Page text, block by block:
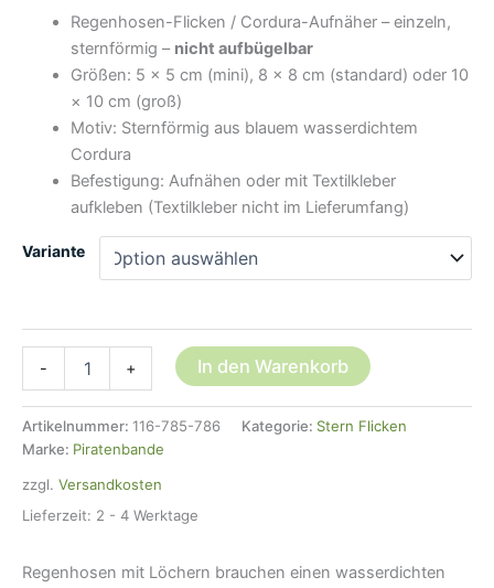
Regenhosen-Flicken / Cordura-Aufnäher – einzeln,
sternförmig – nicht aufbügelbar
Größen: 5 × 5 cm (mini), 8 × 8 cm (standard) oder 10
× 10 cm (groß)
Motiv: Sternförmig aus blauem wasserdichtem
Cordura
Befestigung: Aufnähen oder mit Textilkleber
aufkleben (Textilkleber nicht im Lieferumfang)
Variante
-
blau,
3
Aufnäher
wasserdicht
+ In den Warenkorb
Artikelnummer: 116-785-786 Kategorie: Stern Flicken
Marke: Piratenbande
zzgl. Versandkosten
Lieferzeit: 2 - 4 Werktage
Regenhosen mit Löchern brauchen einen wasserdichten